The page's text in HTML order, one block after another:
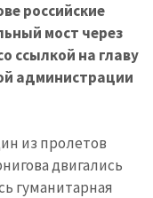
российские
мост через
ссылкой на главу
администрации
из пролетов
двигались
гуманитарная